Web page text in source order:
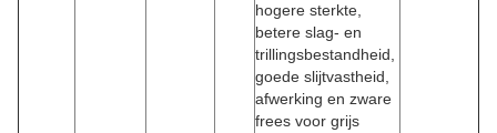
hogere sterkte,
betere slag- en
trillingsbestandheid,
goede slijtvastheid,
afwerking en zware
frees voor grijs